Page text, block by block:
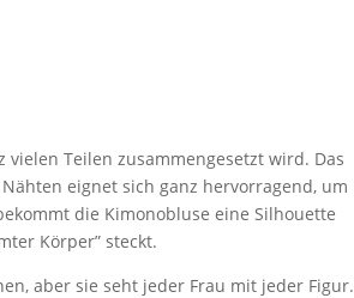
Teilen zusammengesetzt wird. Das
eignet sich ganz hervorragend, um
die Kimonobluse eine Silhouette
Körper” steckt.
aber sie seht jeder Frau mit jeder Figur.